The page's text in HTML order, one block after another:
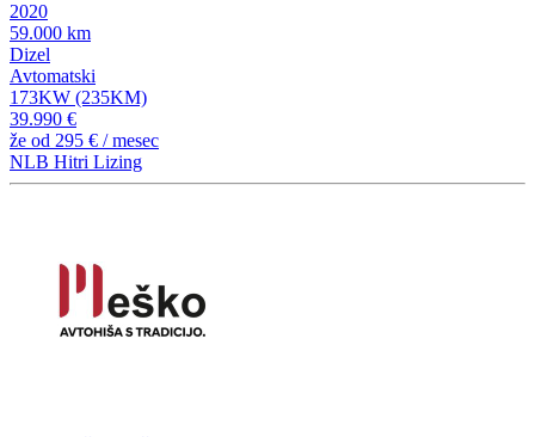
2020
59.000 km
Dizel
Avtomatski
173KW (235KM)
39.990 €
že od 295 € / mesec
NLB Hitri Lizing